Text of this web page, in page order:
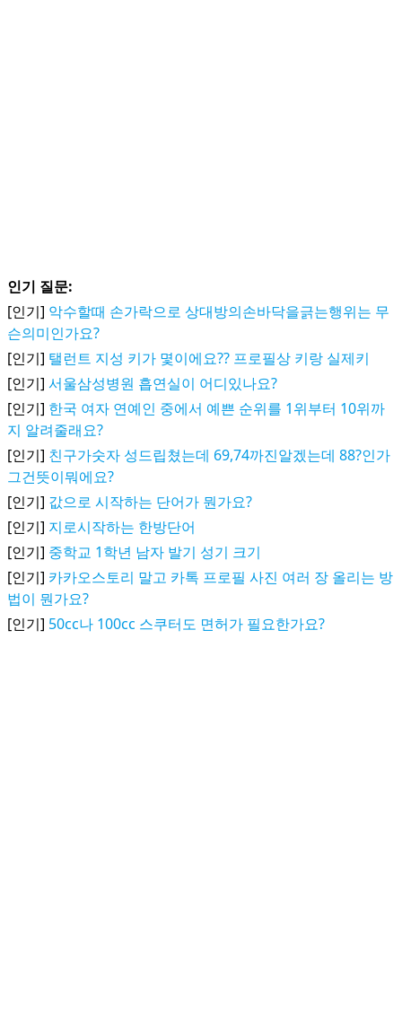
인기 질문:
[인기] 악수할때 손가락으로 상대방의손바닥을긁는행위는 무
슨의미인가요?
[인기] 탤런트 지성 키가 몇이에요?? 프로필상 키랑 실제키
[인기] 서울삼성병원 흡연실이 어디있나요?
[인기] 한국 여자 연예인 중에서 예쁜 순위를 1위부터 10위까
지 알려줄래요?
[인기] 친구가숫자 성드립쳤는데 69,74까진알겠는데 88?인가
그건뜻이뭐에요?
[인기] 값으로 시작하는 단어가 뭔가요?
[인기] 지로시작하는 한방단어
[인기] 중학교 1학년 남자 발기 성기 크기
[인기] 카카오스토리 말고 카톡 프로필 사진 여러 장 올리는 방
법이 뭔가요?
[인기] 50cc나 100cc 스쿠터도 면허가 필요한가요?